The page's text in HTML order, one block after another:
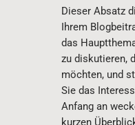
Dieser Absatz
Ihrem
das
zu diskutieren,
möchten, und
Sie das
Anfang an